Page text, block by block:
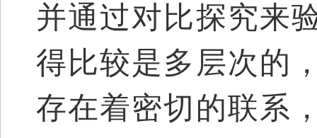
并通过对比探究来
得比较是多层次的
存在着密切的联系